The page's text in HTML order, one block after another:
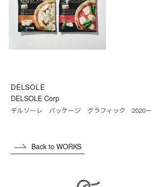
DELSOLE
DELSOLE Corp
デルソーレ パッケージ グラフィック 2020ー
Back to WORKS